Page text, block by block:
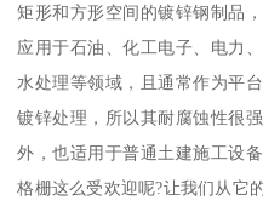
矩形和方形空间的镀锌钢制品
应用于石油、化工电子、电力
水处理等领域，且通常作为平
镀锌处理，所以其耐腐蚀性很
外，也适用于普通土建施工设
格栅这么受欢迎呢?让我们从它